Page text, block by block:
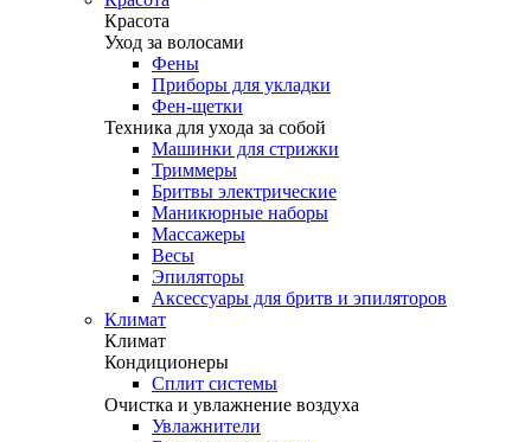
Красота
Уход за волосами
Фены
Приборы для укладки
Фен-щетки
Техника для ухода за собой
Машинки для стрижки
Триммеры
Бритвы электрические
Маникюрные наборы
Массажеры
Весы
Эпиляторы
Аксессуары для бритв и эпиляторов
Климат
Климат
Кондиционеры
Сплит системы
Очистка и увлажнение воздуха
Увлажнители